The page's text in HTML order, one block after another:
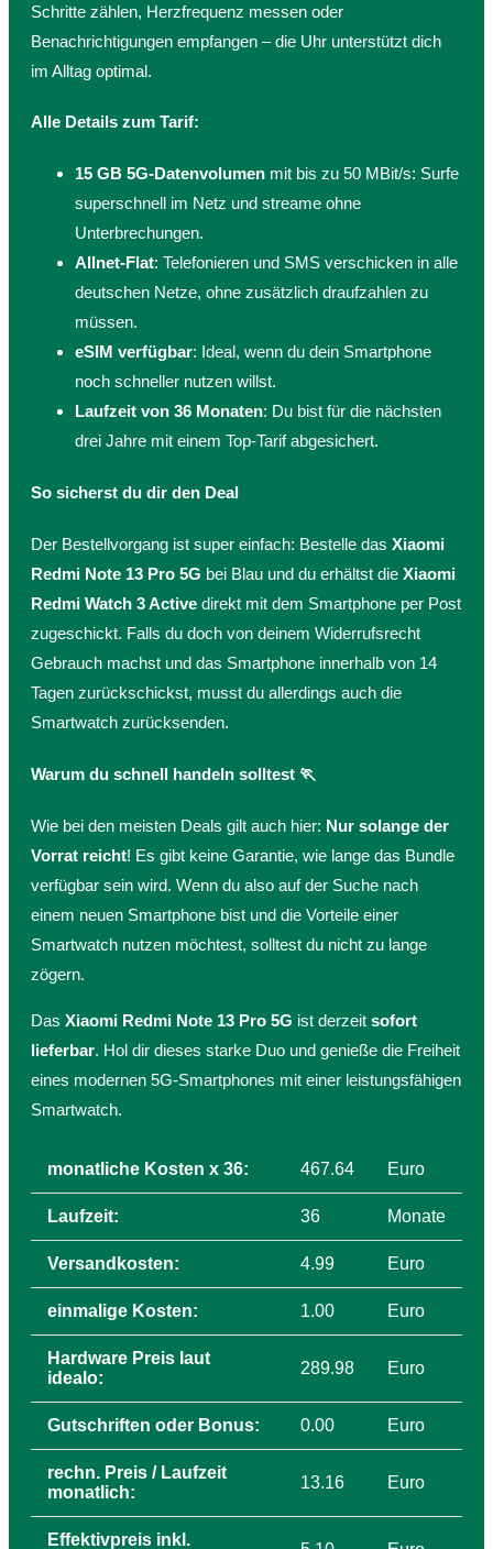
Schritte zählen, Herzfrequenz messen oder
Benachrichtigungen empfangen – die Uhr unterstützt dich
im Alltag optimal.
Alle Details zum Tarif:
15 GB 5G-Datenvolumen mit bis zu 50 MBit/s: Surfe
superschnell im Netz und streame ohne
Unterbrechungen.
Allnet-Flat: Telefonieren und SMS verschicken in alle
deutschen Netze, ohne zusätzlich draufzahlen zu
müssen.
eSIM verfügbar: Ideal, wenn du dein Smartphone
noch schneller nutzen willst.
Laufzeit von 36 Monaten: Du bist für die nächsten
drei Jahre mit einem Top-Tarif abgesichert.
So sicherst du dir den Deal
Der Bestellvorgang ist super einfach: Bestelle das Xiaomi
Redmi Note 13 Pro 5G bei Blau und du erhältst die Xiaomi
Redmi Watch 3 Active direkt mit dem Smartphone per Post
zugeschickt. Falls du doch von deinem Widerrufsrecht
Gebrauch machst und das Smartphone innerhalb von 14
Tagen zurückschickst, musst du allerdings auch die
Smartwatch zurücksenden.
Warum du schnell handeln solltest 🏃
Wie bei den meisten Deals gilt auch hier: Nur solange der
Vorrat reicht! Es gibt keine Garantie, wie lange das Bundle
verfügbar sein wird. Wenn du also auf der Suche nach
einem neuen Smartphone bist und die Vorteile einer
Smartwatch nutzen möchtest, solltest du nicht zu lange
zögern.
Das Xiaomi Redmi Note 13 Pro 5G ist derzeit sofort
lieferbar. Hol dir dieses starke Duo und genieße die Freiheit
eines modernen 5G-Smartphones mit einer leistungsfähigen
Smartwatch.
monatliche Kosten x 36: 467.64 Euro
Laufzeit: 36 Monate
Versandkosten: 4.99 Euro
einmalige Kosten: 1.00 Euro
Hardware Preis laut
idealo:
289.98 Euro
Gutschriften oder Bonus: 0.00 Euro
rechn. Preis / Laufzeit
monatlich:
13.16 Euro
Effektivpreis inkl.